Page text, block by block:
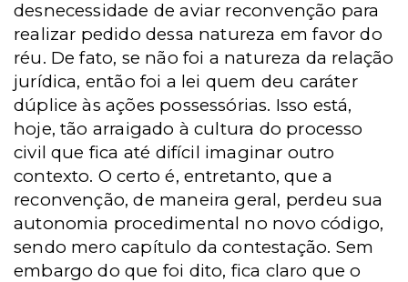
desnecessidade de aviar reconvenção para
realizar pedido dessa natureza em favor do
réu. De fato, se não foi a natureza da relação
jurídica, então foi a lei quem deu caráter
dúplice às ações possessórias. Isso está,
hoje, tão arraigado à cultura do processo
civil que fica até difícil imaginar outro
contexto. O certo é, entretanto, que a
reconvenção, de maneira geral, perdeu sua
autonomia procedimental no novo código,
sendo mero capítulo da contestação. Sem
embargo do que foi dito, fica claro que o